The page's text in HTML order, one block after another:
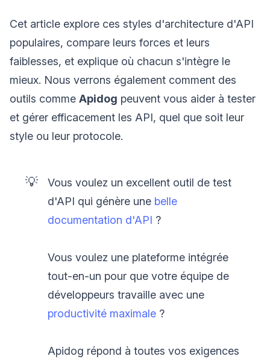
Cet article explore ces styles d'architecture d'API
populaires, compare leurs forces et leurs
faiblesses, et explique où chacun s'intègre le
mieux. Nous verrons également comment des
outils comme Apidog peuvent vous aider à tester
et gérer efficacement les API, quel que soit leur
style ou leur protocole.
💡
Vous voulez un excellent outil de test
d'API qui génère une belle
documentation d'API ?
Vous voulez une plateforme intégrée
tout-en-un pour que votre équipe de
développeurs travaille avec une
productivité maximale ?
Apidog répond à toutes vos exigences